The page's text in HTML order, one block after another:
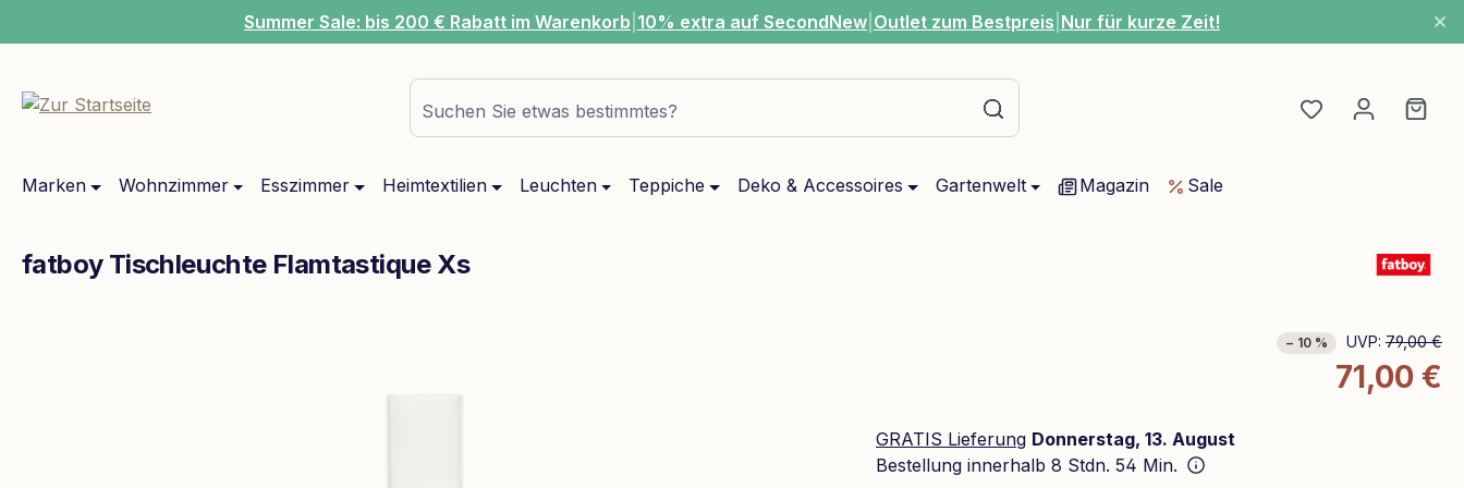
Zur Hauptnavigation springenSummer Sale: bis 200 € Rabatt im Warenkorb 10% extra auf SecondNew Outlet zum Bestpreis Nur für kurze Zeit!
Suchen Sie etwas bestimmtes? Du hast 0
Marken Wohnzimmer Esszimmer Heimtextilien Leuchten Teppiche Deko & Accessoires Gartenwelt Magazin Sale
fatboy Tischleuchte Flamtastique Xs
− 10 % UVP: 79,00 €
71,00 €
GRATIS Lieferung Donnerstag, 13. August
Bestellung innerhalb 8 Stdn. 54 Min.